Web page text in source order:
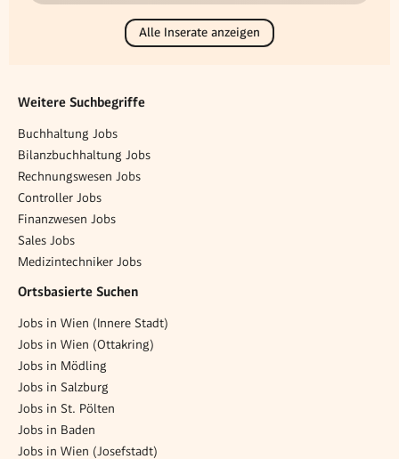
Alle Inserate anzeigen
Weitere Suchbegriffe
Buchhaltung Jobs
Bilanzbuchhaltung Jobs
Rechnungswesen Jobs
Controller Jobs
Finanzwesen Jobs
Sales Jobs
Medizintechniker Jobs
Ortsbasierte Suchen
Jobs in Wien (Innere Stadt)
Jobs in Wien (Ottakring)
Jobs in Mödling
Jobs in Salzburg
Jobs in St. Pölten
Jobs in Baden
Jobs in Wien (Josefstadt)